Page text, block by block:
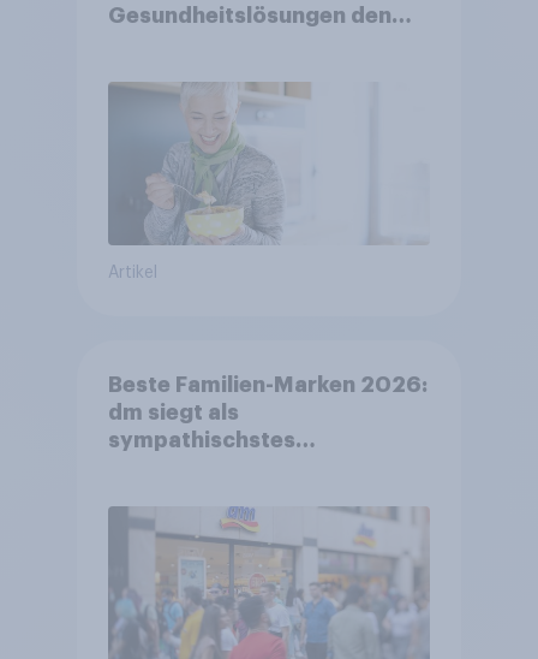
Gesundheitslösungen den
Artikel
Beste Familien-Marken 2026:
dm siegt als
sympathischstes